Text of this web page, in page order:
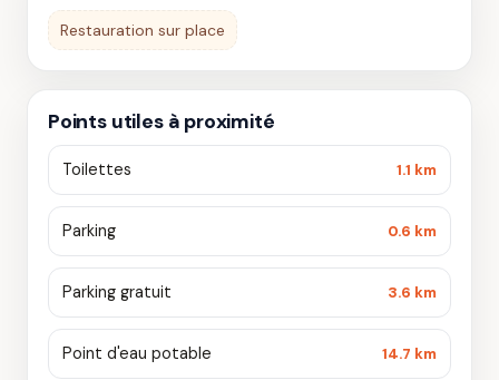
Restauration sur place
Points utiles à proximité
Toilettes 1.1 km
Parking 0.6 km
Parking gratuit 3.6 km
Point d'eau potable 14.7 km